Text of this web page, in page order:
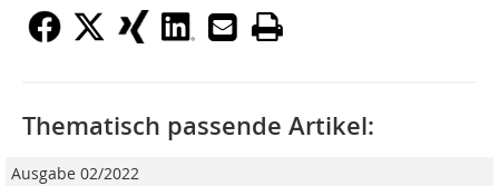
Thematisch passende Artikel:
Ausgabe 02/2022